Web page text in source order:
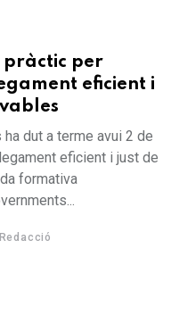
pràctic per
eficient i
dut a terme avui 2 de
eficient i just de
formativa
Redacció